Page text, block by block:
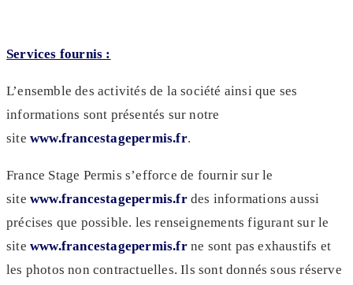
Services fournis :
L’ensemble des activités de la société ainsi que ses
informations sont présentés sur notre
site www.francestagepermis.fr.
France Stage Permis s’efforce de fournir sur le
site www.francestagepermis.frdes informations aussi
précises que possible. les renseignements figurant sur le
site www.francestagepermis.frne sont pas exhaustifs et
les photos non contractuelles. Ils sont donnés sous réserve